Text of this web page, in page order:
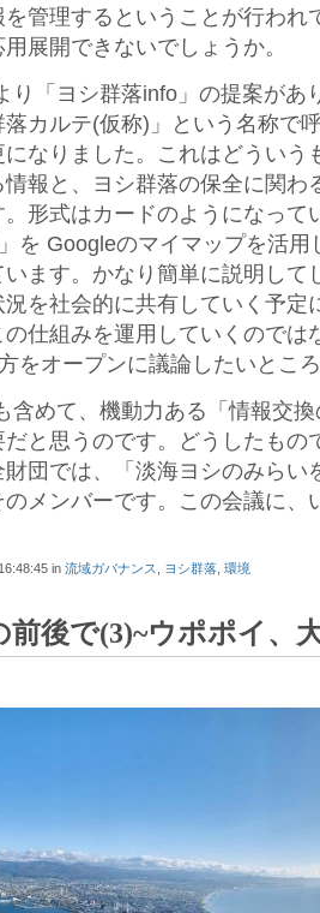
管理するということが行われ
展開できないでしょうか。
り「ヨシ群落info」の提案があ
落カルテ(仮称)」という名称で
なりました。これはどういう
報と、ヨシ群落の保全に関わ
形式はカードのようになって
を Googleのマイマップを活用
ます。かなり簡単に説明して
を社会的に共有していく予定
仕組みを運用していくのでは
をオープンに議論したいとこ
含めて、機動力ある「情報交
と思うのです。どうしたもの
財団では、「淡海ヨシのみらい
メンバーです。この会議に、
in 流域ガバナンス ヨシ群落 環境
前後で(3)~ウポポイ、